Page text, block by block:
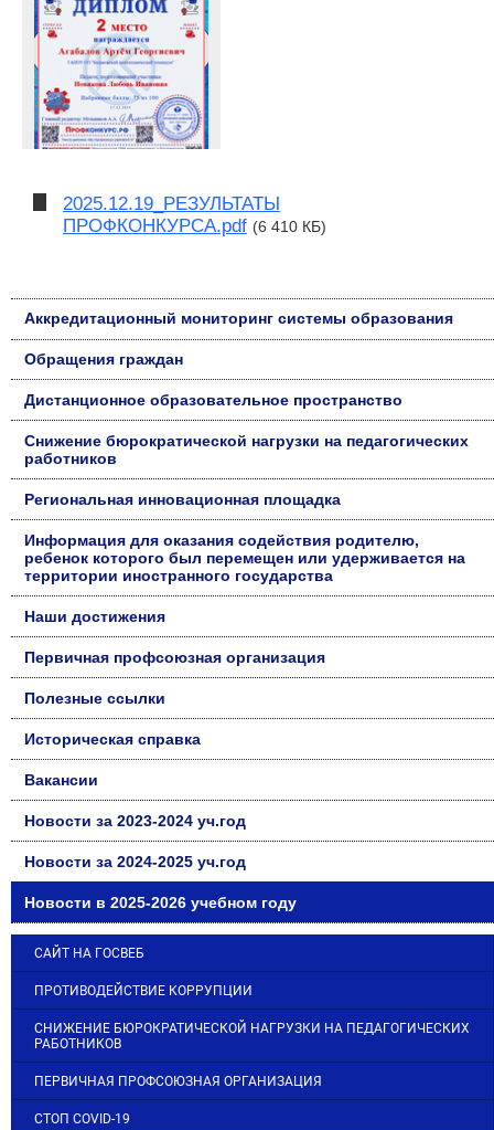
2025.12.19_РЕЗУЛЬТАТЫ
ПРОФКОНКУРСА.pdf (6 410 КБ)
Аккредитационный мониторинг системы образования
Обращения граждан
Дистанционное образовательное пространство
Снижение бюрократической нагрузки на педагогических
работников
Региональная инновационная площадка
Информация для оказания содействия родителю,
ребенок которого был перемещен или удерживается на
территории иностранного государства
Наши достижения
Первичная профсоюзная организация
Полезные ссылки
Историческая справка
Вакансии
Новости за 2023-2024 уч.год
Новости за 2024-2025 уч.год
Новости в 2025-2026 учебном году
САЙТ НА ГОСВЕБ
ПРОТИВОДЕЙСТВИЕ КОРРУПЦИИ
СНИЖЕНИЕ БЮРОКРАТИЧЕСКОЙ НАГРУЗКИ НА ПЕДАГОГИЧЕСКИХ
РАБОТНИКОВ
ПЕРВИЧНАЯ ПРОФСОЮЗНАЯ ОРГАНИЗАЦИЯ
СТОП COVID-19